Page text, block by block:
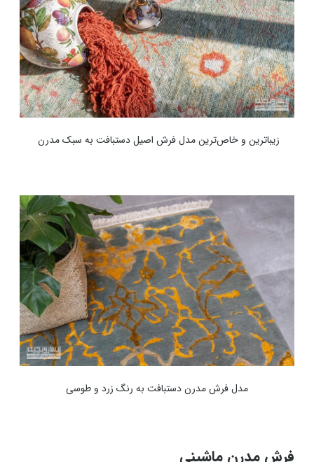
زیباترین و خاص‌ترین مدل فرش اصیل دستبافت به سبک مدرن
مدل فرش مدرن دستبافت به رنگ زرد و طوسی
فرش مدرن ماشینی